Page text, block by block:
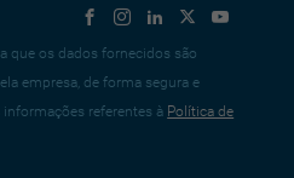
que os dados fornecidos são
empresa, de forma segura e
referentes à Política de